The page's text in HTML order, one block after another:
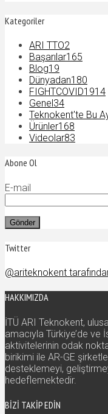
Kategoriler
ARI TTO2
Başarılar165
Blog19
Dünyadan180
FIGHTCOVID1914
Genel34
Teknokent'te Bu
Ürünler168
Videolar83
Abone Ol
E-mail
Twitter
@ariteknokent
HAKKIMIZDA
İTÜ ARI Teknokent,
amacıyla Türkiye’de ve
aktivitelerinin odak
birikimi ile AR-GE
desteklemeyi,
hedeflemektedir.
BIZI TAKIP EDIN